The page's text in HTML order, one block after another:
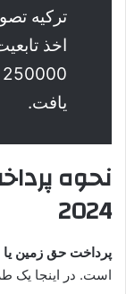
ترکیه
اخذ
یافت.
نحوه
2024
پرداخت حق زمین یا
است. در اینجا یک طرح کلی